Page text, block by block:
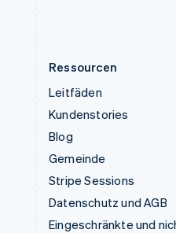
Ressourcen
Leitfäden
Kundenstories
Blog
Gemeinde
Stripe Sessions
Datenschutz und AGB
Eingeschränkte und